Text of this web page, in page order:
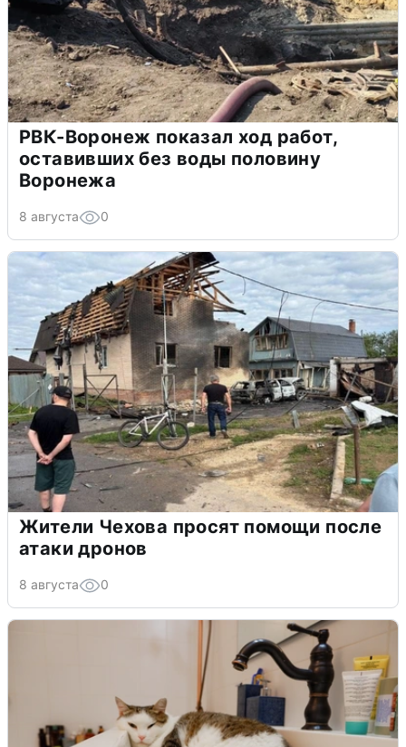
РВК-Воронеж показал ход работ,
оставивших без воды половину
Воронежа
8 августа 0
Жители Чехова просят помощи после
атаки дронов
8 августа 0